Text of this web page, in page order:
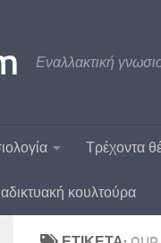
Εναλλακτική
Τρέχοντα
κουλτούρα